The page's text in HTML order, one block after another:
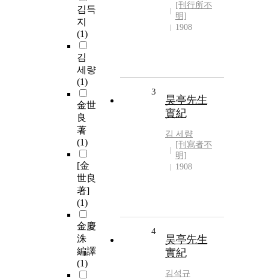
김득
지
(1)
김
세량
(1)
金世
良
著
(1)
[金
世良
著]
(1)
金慶
洙
編譯
(1)
[刊行所不
明]
1908
3
昊亭先生
實紀
김 세량
[刊寫者不
明]
1908
4
昊亭先生
實紀
김석규